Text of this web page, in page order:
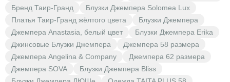
Бренд Таир-Гранд
Блузки Джемпера Solomea Lux
Платья Таир-Гранд жёлтого цвета
Блузки Джемпера
Джемпера Anastasia, белый цвет
Блузки Джемпера Erika
Джинсовые Блузки Джемпера
Джемпера 58 размера
Джемпера Angelina & Company
Джемпера 62 размера
Джемпера SOVA
Блузки Джемпера Bliss